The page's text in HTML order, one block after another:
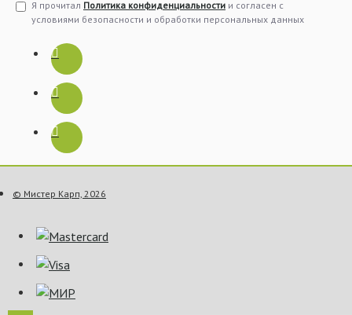
Я прочитал Политика конфиденциальности и согласен с
условиями безопасности и обработки персональных данных
© Мистер Карп, 2026